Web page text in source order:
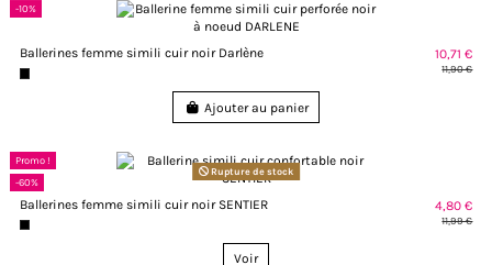
-10%
Ballerines femme simili cuir noir Darlène 10,71 €
11,90 €
Ajouter au panier
Promo !
-60%
Rupture de stock
Ballerines femme simili cuir noir SENTIER 4,80 €
11,99 €
Voir